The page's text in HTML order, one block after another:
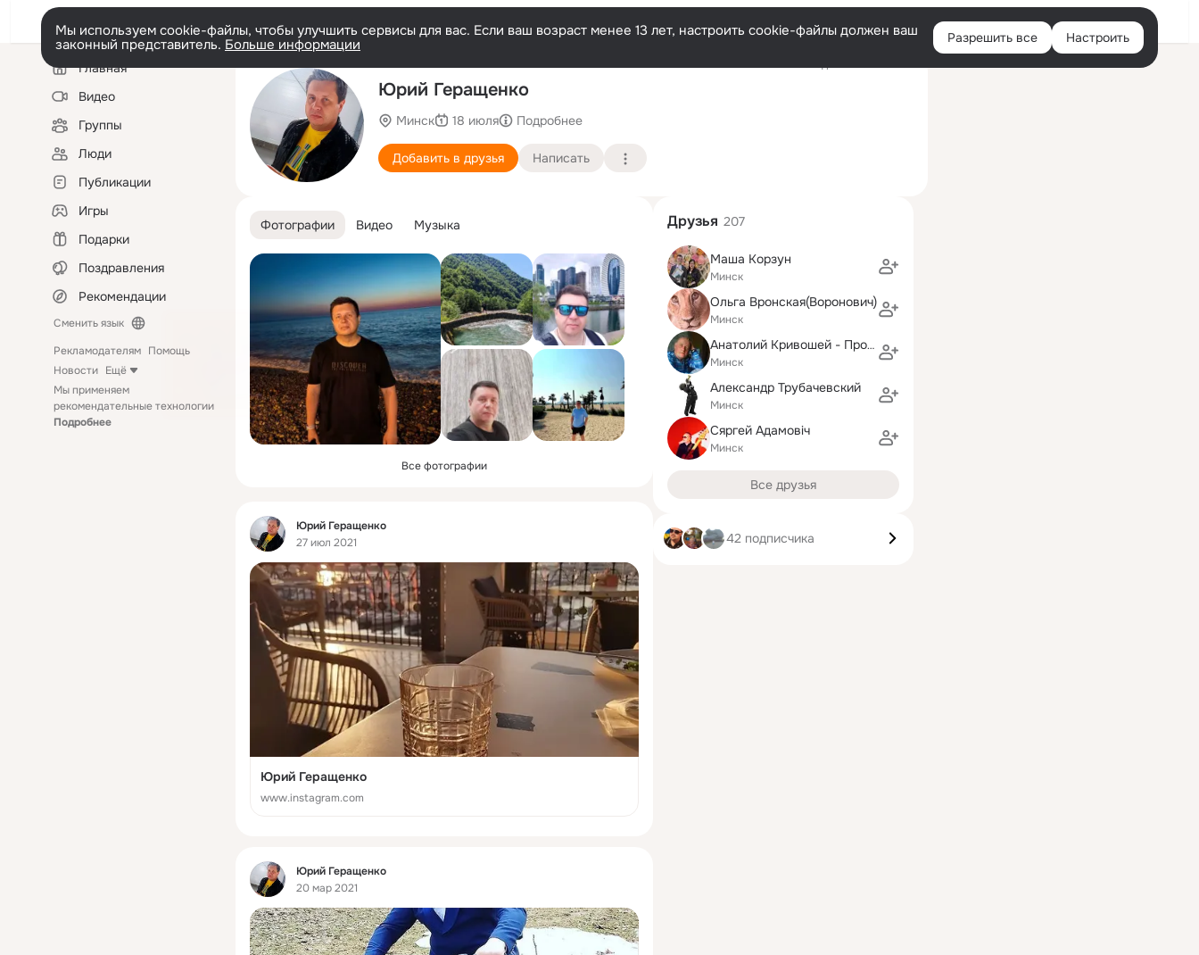
Войти
Мы используем cookie-файлы, чтобы улучшить сервисы для вас. Если ваш возраст менее 13 лет, настроить cookie-файлы должен ваш
законный представитель. Больше информации Разрешить все Настроить
Левая
колонкаГлавная
Видео
Группы
Люди
Публикации
Игры
Подарки
Поздравления
Рекомендации
Сменить язык
Рекламодателям Помощь
Новости Ещё
Мы применяем
рекомендательные технологии
Подробнее
Юрий Геращенко
Минск 18 июля Подробнее
Добавить в друзья Написать
Фотографии Видео Музыка
Все фотографии
Фид
Юрий Геращенко
27 июл 2021
Юрий Геращенко
www.instagram.com
Фид
Юрий Геращенко
20 мар 2021
Друзья 207
Маша Корзун
Минск
Ольга Вронская(Воронович)
Минск
Анатолий Кривошей - Протасевич
Минск
Александр Трубачевский
Минск
Сяргей Адамовiч
Минск
Все друзья
42 подписчика